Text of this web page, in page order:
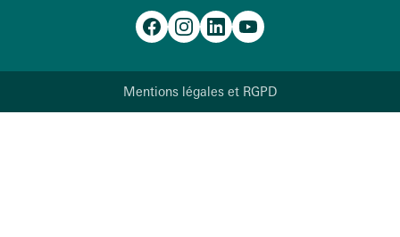
Mentions légales et RGPD